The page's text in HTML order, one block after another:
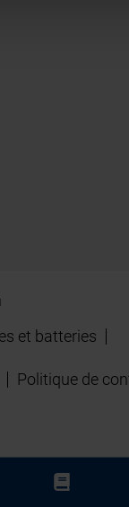
et batteries
Politique de